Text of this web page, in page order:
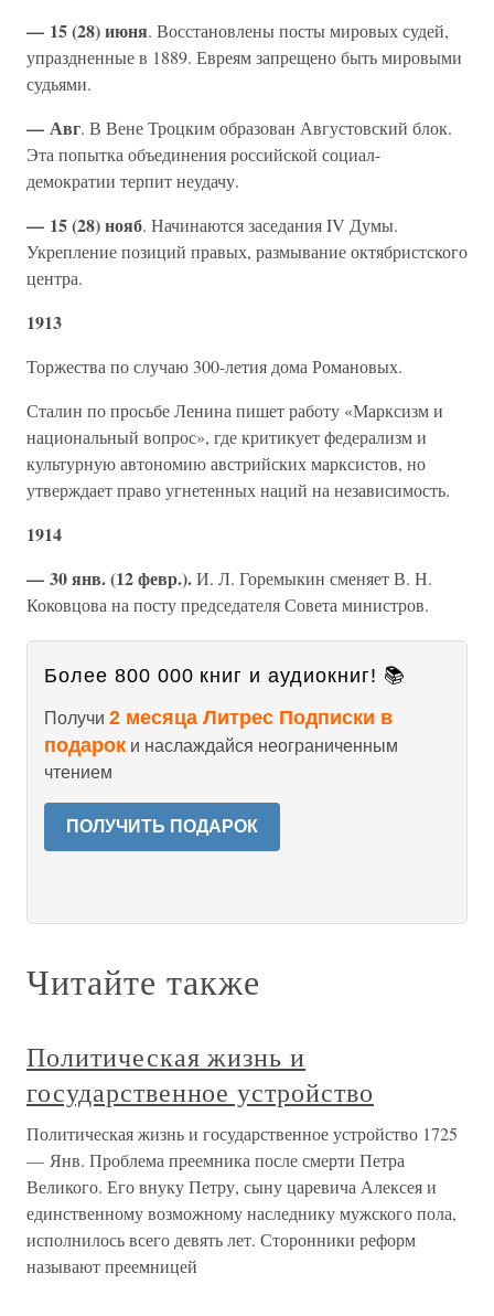
— 15 (28) июня. Восстановлены посты мировых судей,
упраздненные в 1889. Евреям запрещено быть мировыми
судьями.
— Авг. В Вене Троцким образован Августовский блок.
Эта попытка объединения российской социал-
демократии терпит неудачу.
— 15 (28) нояб. Начинаются заседания IV Думы.
Укрепление позиций правых, размывание октябристского
центра.
1913
Торжества по случаю 300-летия дома Романовых.
Сталин по просьбе Ленина пишет работу «Марксизм и
национальный вопрос», где критикует федерализм и
культурную автономию австрийских марксистов, но
утверждает право угнетенных наций на независимость.
1914
— 30 янв. (12 февр.).И. Л. Горемыкин сменяет В. Н.
Коковцова на посту председателя Совета министров.
Более 800 000 книг и аудиокниг! 📚
Получи 2 месяца Литрес Подписки в
подарок и наслаждайся неограниченным
чтением
ПОЛУЧИТЬ ПОДАРОК
Читайте также
Политическая жизнь и
государственное устройство
Политическая жизнь и государственное устройство 1725
— Янв. Проблема преемника после смерти Петра
Великого. Его внуку Петру, сыну царевича Алексея и
единственному возможному наследнику мужского пола,
исполнилось всего девять лет. Сторонники реформ
называют преемницей